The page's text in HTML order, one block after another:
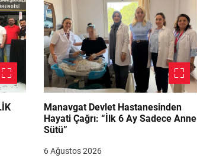
Manavgat Devlet Hastanesinden
Hayati Çağrı: “İlk 6 Ay Sadece Anne
Sütü”
6 Ağustos 2026